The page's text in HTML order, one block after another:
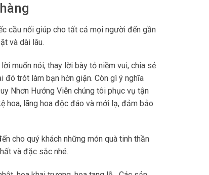
cầu nối giúp cho tất cả mọi người đến gần
và dài lâu.
muốn nói, thay lời bày tỏ niềm vui, chia sẻ
đó trót làm bạn hờn giận. Còn gì ý nghĩa
Nhơn Hướng Viễn chúng tôi phục vụ tận
hoa, lãng hoa độc đáo và mới lạ, đảm bảo
cho quý khách những món quà tinh thần
và đặc sắc nhé.